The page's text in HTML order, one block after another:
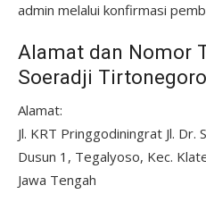
admin melalui konfirmasi
Alamat dan Nomor
Soeradji Tirtonegoro
Alamat:
Jl. KRT Pringgodiningrat Jl.
Dusun 1, Tegalyoso, Kec.
Jawa Tengah